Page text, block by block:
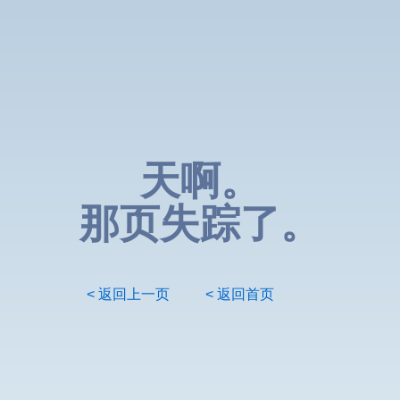
天啊。
那页失踪了。
< 返回上一页 < 返回首页